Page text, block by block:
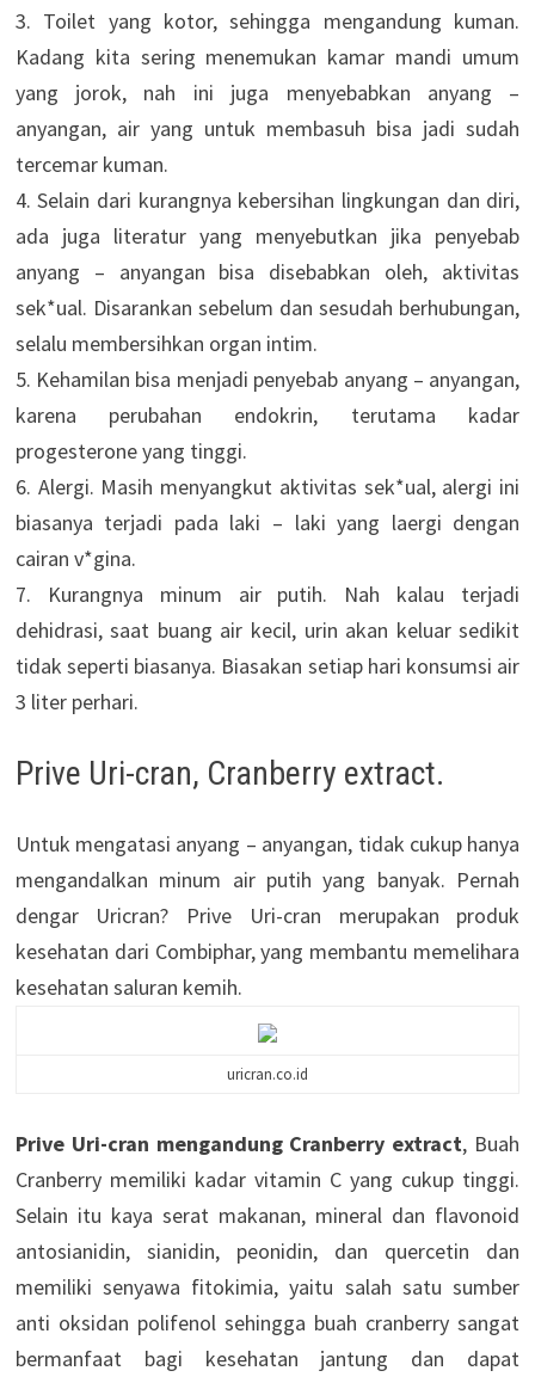
3. Toilet yang kotor, sehingga mengandung kuman.
Kadang kita sering menemukan kamar mandi umum
yang jorok, nah ini juga menyebabkan anyang –
anyangan, air yang untuk membasuh bisa jadi sudah
tercemar kuman.
4. Selain dari kurangnya kebersihan lingkungan dan diri,
ada juga literatur yang menyebutkan jika penyebab
anyang – anyangan bisa disebabkan oleh, aktivitas
sek*ual. Disarankan sebelum dan sesudah berhubungan,
selalu membersihkan organ intim.
5. Kehamilan bisa menjadi penyebab anyang – anyangan,
karena perubahan endokrin, terutama kadar
progesterone yang tinggi.
6. Alergi. Masih menyangkut aktivitas sek*ual, alergi ini
biasanya terjadi pada laki – laki yang laergi dengan
cairan v*gina.
7. Kurangnya minum air putih. Nah kalau terjadi
dehidrasi, saat buang air kecil, urin akan keluar sedikit
tidak seperti biasanya. Biasakan setiap hari konsumsi air
3 liter perhari.
Prive Uri-cran, Cranberry extract.
Untuk mengatasi anyang – anyangan, tidak cukup hanya
mengandalkan minum air putih yang banyak. Pernah
dengar Uricran? Prive Uri-cran merupakan produk
kesehatan dari Combiphar, yang membantu memelihara
kesehatan saluran kemih.
uricran.co.id
Prive Uri-cran mengandung Cranberry extract, Buah
Cranberry memiliki kadar vitamin C yang cukup tinggi.
Selain itu kaya serat makanan, mineral dan flavonoid
antosianidin, sianidin, peonidin, dan quercetin dan
memiliki senyawa fitokimia, yaitu salah satu sumber
anti oksidan polifenol sehingga buah cranberry sangat
bermanfaat bagi kesehatan jantung dan dapat